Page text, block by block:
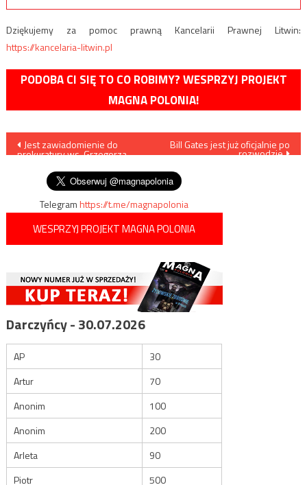
Dziękujemy za pomoc prawną Kancelarii Prawnej Litwin:
https://kancelaria-litwin.pl
PODOBA CI SIĘ TO CO ROBIMY? WESPRZYJ PROJEKT
MAGNA POLONIA!
Nawigacja
wpisu
Jest zawiadomienie do
prokuratury ws. Grzegorza
Bill Gates jest już oficjalnie po
rozwodzie
Telegramhttps://t.me/magnapolonia
WESPRZYJ PROJEKT MAGNA POLONIA
Darczyńcy - 30.07.2026
AP
30
Artur
70
Anonim
100
Anonim
200
Arleta
90
Piotr
500